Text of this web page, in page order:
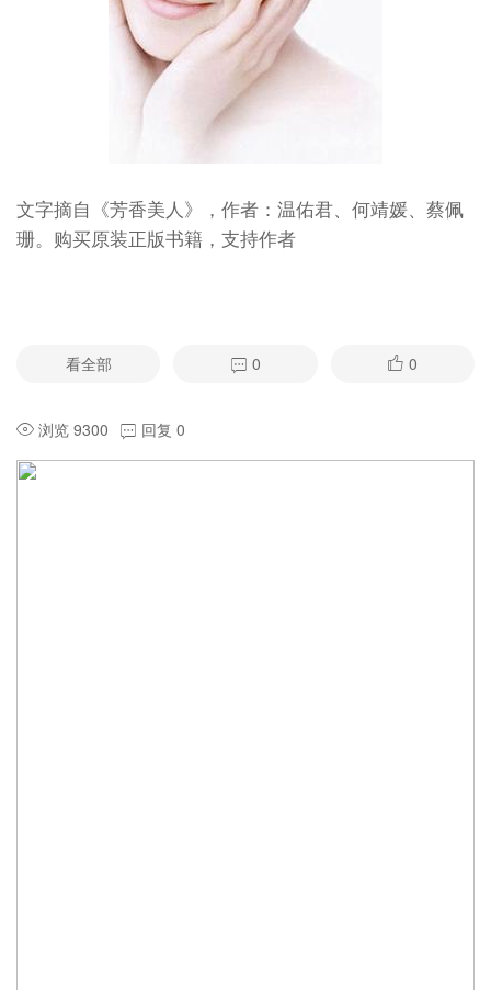
文字摘自《芳香美人》，作者：温佑君、何靖媛、蔡佩
珊。购买原装正版书籍，支持作者
看全部 0 0
浏览 9300 回复 0